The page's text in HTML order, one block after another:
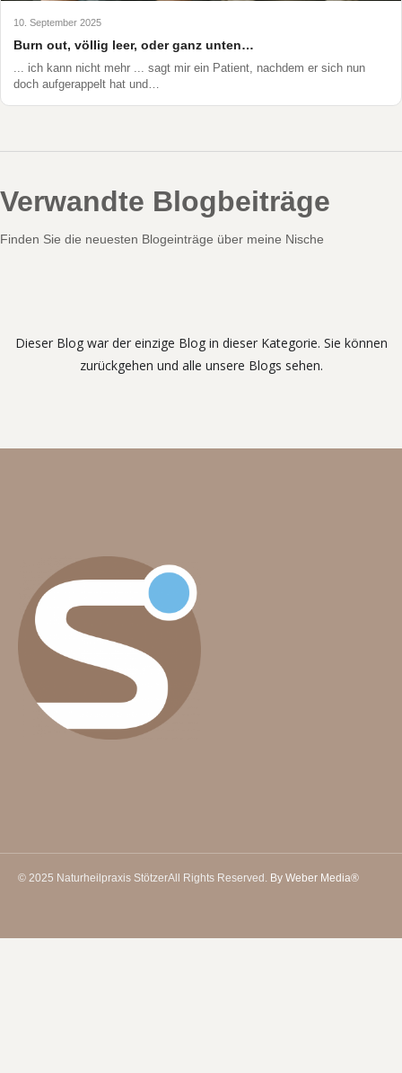
10. September 2025
Burn out, völlig leer, oder ganz unten…
... ich kann nicht mehr ... sagt mir ein Patient, nachdem er sich nun
doch aufgerappelt hat und…
Verwandte Blogbeiträge
Finden Sie die neuesten Blogeinträge über meine Nische
Dieser Blog war der einzige Blog in dieser Kategorie. Sie können
zurückgehen und alle unsere Blogs sehen.
© 2025 Naturheilpraxis StötzerAll Rights Reserved. By Weber Media®